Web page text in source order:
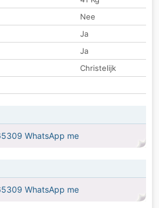
Nee
Ja
Ja
Christelijk
WhatsApp me
WhatsApp me